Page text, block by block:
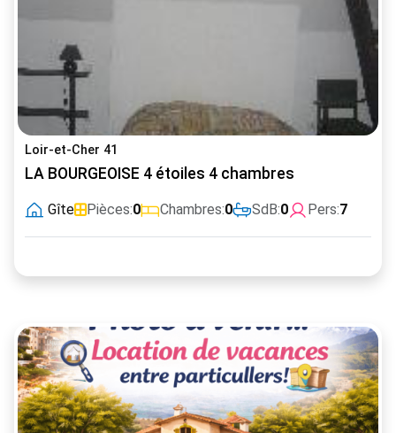
Loir-et-Cher 41
LA BOURGEOISE 4 étoiles 4 chambres
Gîte Pièces:0 Chambres:0 SdB:0 Pers:7